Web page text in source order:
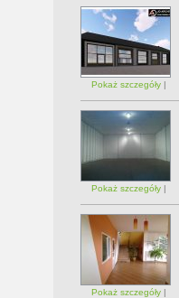
Pokaż szczegóły |
Pokaż szczegóły |
Pokaż szczegóły |